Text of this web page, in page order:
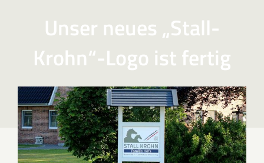
Unser neues „Stall-
Krohn“-Logo ist fertig